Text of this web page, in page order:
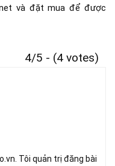
và đặt mua để được
4/5 - (4 votes)
Tôi quản trị đăng bài